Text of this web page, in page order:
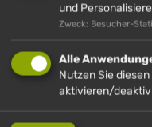
und
Zweck: Besucher-
Alle
Nutzen Sie
aktivieren/